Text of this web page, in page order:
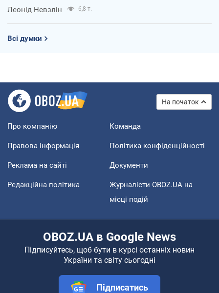
Леонід Невзлін 6,8 т.
Всі думки
На початок
Про компанію Команда
Правова інформація Політика конфіденційності
Реклама на сайті Документи
Редакційна політика
Журналісти OBOZ.UA на
місці подій
OBOZ.UA в Google News
Підписуйтесь, щоб бути в курсі останніх новин
України та світу сьогодні
Підписатись